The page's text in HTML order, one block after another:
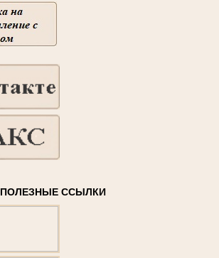
ПОЛЕЗНЫЕ ССЫЛКИ